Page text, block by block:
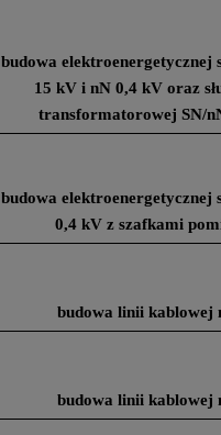
budowa elektroenergetycznej
15 kV i nN 0,4 kV oraz
transformatorowej SN/
budowa elektroenergetycznej
0,4 kV z szafkami
budowa linii kablowej
budowa linii kablowej